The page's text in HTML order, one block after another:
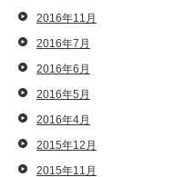
2016年11月
2016年7月
2016年6月
2016年5月
2016年4月
2015年12月
2015年11月